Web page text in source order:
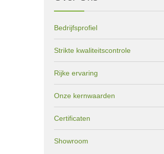
Bedrijfsprofiel
Strikte kwaliteitscontrole
Rijke ervaring
Onze kernwaarden
Certificaten
Showroom